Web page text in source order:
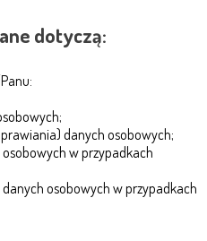
dotyczą:
danych osobowych;
w przypadkach
osobowych w przypadkach